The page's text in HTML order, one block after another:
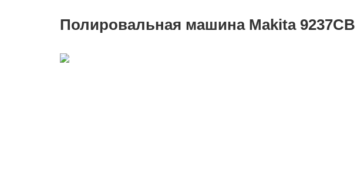
Полировальная машина Makita 9237CB